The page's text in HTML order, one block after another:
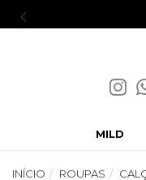
MILD
INÍCIO ROUPAS